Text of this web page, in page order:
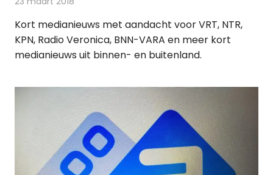
Kort medianieuws met aandacht voor VRT, NTR,
KPN, Radio Veronica, BNN-VARA en meer kort
medianieuws uit binnen- en buitenland.